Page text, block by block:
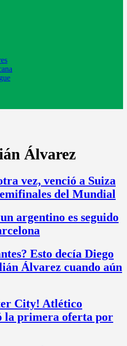
Álvarez
vez, venció a Suiza
del Mundial
argentino es seguido
Esto decía Diego
Álvarez cuando aún
City! Atlético
la primera oferta por